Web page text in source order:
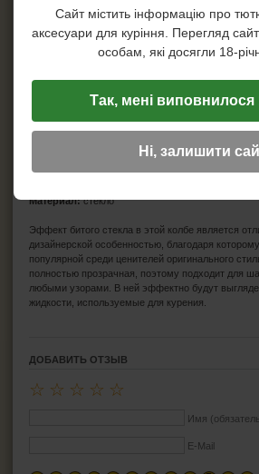
Характеристики
Материал:стекло
Эффект битого стекла в этой колбе является
дизайнерской особенностью, благодаря
популярной среди ценителей оригинального
полностью прозрачная, поэтому подходит для
любыми узорами. В ней эффектно будут
жидкости, используемые для курения.
ДОБАВИТЬ ОТЗЫВ
☆
☆
☆
☆
☆
Имя
E-Mail
Устройство управления жаром
Сайт містить інформацію про
аксесуари для куріння. Перегляд
особам, які досягли 18-
Так, мені виповнилося
Ні, залишити